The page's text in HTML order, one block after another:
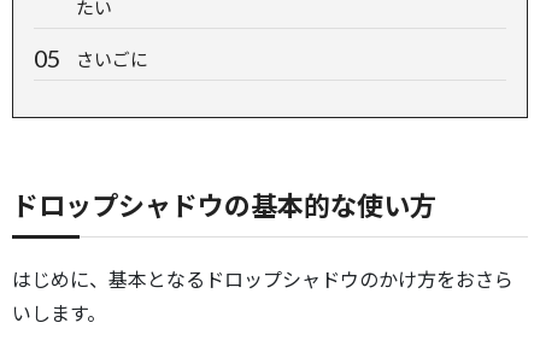
たい
さいごに
ドロップシャドウの基本的な使い方
はじめに、基本となるドロップシャドウのかけ方をおさら
いします。